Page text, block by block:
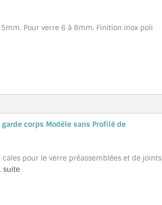
Pour verre 6 à 8mm. Finition inox poli
corps Modèle sans Profilé de
cales pour le verre préassemblées et de joints
suite